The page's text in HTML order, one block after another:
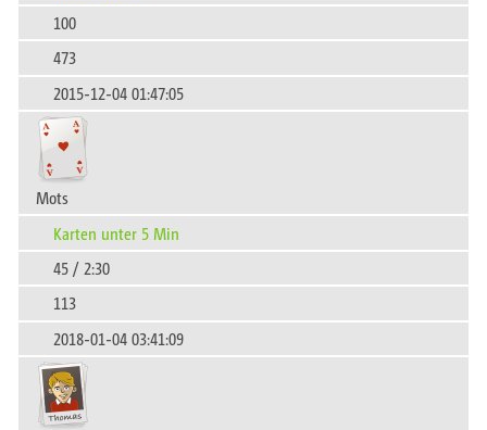
100
473
2015-12-04 01:47:05
Mots
Karten unter 5 Min
45 / 2:30
113
2018-01-04 03:41:09